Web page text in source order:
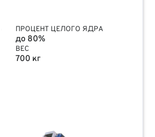
ПРОЦЕНТ ЦЕЛОГО ЯДРА
до 80%
ВЕС
700 кг